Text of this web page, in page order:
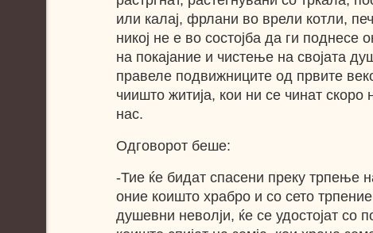
или калај, фрлани во врели котли,
никој не е во состојба да ги поднесе
на покајание и чистење на својата
правеле подвижниците од првите
чиишто житија, кои ни се чинат скоро
нас.
Одговорот беше:
-Тие ќе бидат спасени преку трпење
оние коишто храбро и со сето
душевни неволји, ќе се удостојат со